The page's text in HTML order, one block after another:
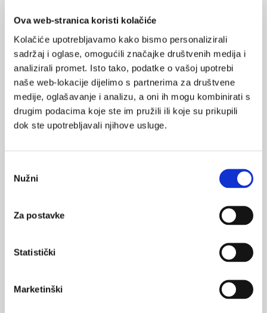
Ova web-stranica koristi kolačiće
Kolačiće upotrebljavamo kako bismo personalizirali
sadržaj i oglase, omogućili značajke društvenih medija i
analizirali promet. Isto tako, podatke o vašoj upotrebi
naše web-lokacije dijelimo s partnerima za društvene
medije, oglašavanje i analizu, a oni ih mogu kombinirati s
drugim podacima koje ste im pružili ili koje su prikupili
dok ste upotrebljavali njihove usluge.
pristanka
Nužni
Za postavke
Statistički
Marketinški
stipendija edukacija
NA VRH
VEZANI SADRŽAJ
Nove spoznaje o neuroznanosti učenja i pamćenja
Kako se studenti farmacije osposobljavaju za
24.07.2015.